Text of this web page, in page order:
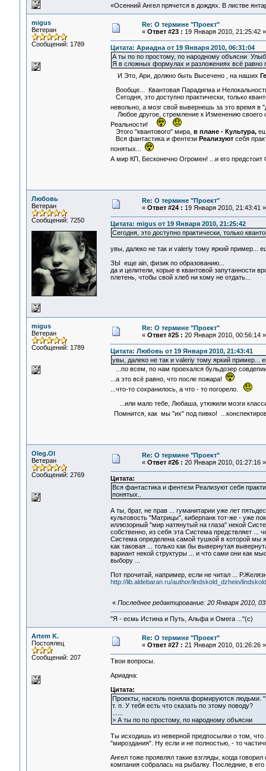
«Осенний Ангел прячется в дождях. В листве
migus
Ветеран
Сообщений: 1789
Re: О термине "Проект"
« Ответ #23 : 19 Января 2010, 21:25:42 »
Цитата: Ариадна от 19 Января 2010, 06:31:04
А ты по по простому, по народному объясни
Я в сложных формулах и разложениях всё равно
И Это, Ари, должно быть Высечено , на наших
Вообще... Квантовая Парадигма и
Сегодня, это доступно практически, только
невольно, а мозг свой вывернешь за это время
Любое другое, стремление к Изменению своего
Реальности!
Этого "квантового" мира, в плане - Культура,
Вся фантастика и фентезиРеализуют себя
понятых...
А мир КП, Бесконечно Огромен! ...и его
Любовь
Ветеран
Сообщений: 7250
Re: О термине "Проект"
« Ответ #24 : 19 Января 2010, 21:43:41 »
Цитата: migus от 19 Января 2010, 21:25:42
Сегодня, это доступно практически, только
увы, далеко не так и valeriy тому яркий пример...
ЗЫ еще ain, физик по образованию...
да и целители, корые в квантовой запутанности
плетень, чтобы свой хлеб ни кому не отдать...
migus
Ветеран
Сообщений: 1789
Re: О термине "Проект"
« Ответ #25 : 20 Января 2010, 00:56:14 »
Цитата: Любовь от 19 Января 2010, 21:43:41
увы, далеко не так и valeriy тому яркий пример...
...по всем, по нам проехался бульдозер
...а это всё равно, что после пожара!
...что-то сохранилось, а что - то погорело.
...или мало тебе, Любаша, утюжили мозги
Помнится, как мы "их" под пивко!
Oleg.Ol
Ветеран
Сообщений: 2769
Re: О термине "Проект"
« Ответ #26 : 20 Января 2010, 01:27:16 »
Цитата:
Вся фантастика и фентези Реализуют себя
понятых..
А ты, брат, не прав ... гуманитарии уже лет
культовость "Матрицы", киберпанк тот-же - уже
иллюзорный "мир натянутый на глаза" некой
собственно, из себя эта Система предствляет ...
Система определена самой тушкой в которой мы
как таковая ... только как бы вывернутая
вариант некой структуры ... и что сами они как
выбору ...
Пот прочитай, например, если не читал ...
http://lib.aldebaran.ru/author/lindskold_dzhein/
« Последнее редактирование: 20 Января 2010,
"Я - есмь Истина и Путь, Альфа и Омега ..."(с)
Artem K.
Постоялец
Сообщений: 207
Re: О термине "Проект"
« Ответ #27 : 21 Января 2010, 01:26:26 »
Твои вопросы.
Ариадна:
Цитата:
Проекты, насколь поняла формируются людьми.
т. п. У тебя есть что сказать по этому поводу?
> А ты по по простому, по народному объясни
Ты исходишь из неверной предпосылки о том, что
"мироздания". Ну если и не полностью, - то
Ангел тоже проявлял такие взгляды, когда
компания собралась на рыбалку. Последние, в